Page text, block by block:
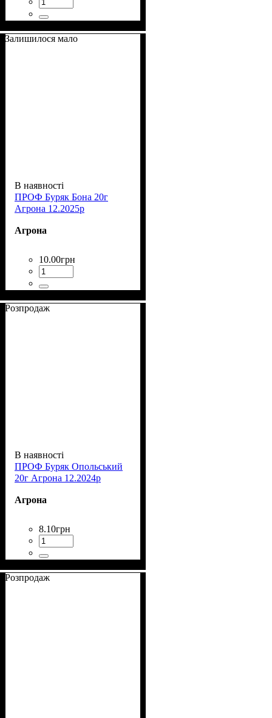
Залишилося мало
В наявності
ПРОФ Буряк Бона 20г
Агрона 12.2025р
Агрона
10.00грн
Розпродаж
В наявності
ПРОФ Буряк Опольський
20г Агрона 12.2024р
Агрона
8.10грн
Розпродаж